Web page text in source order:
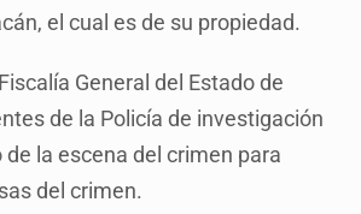
el cual es de su propiedad.
General del Estado de
de la Policía de investigación
la escena del crimen para
del crimen.